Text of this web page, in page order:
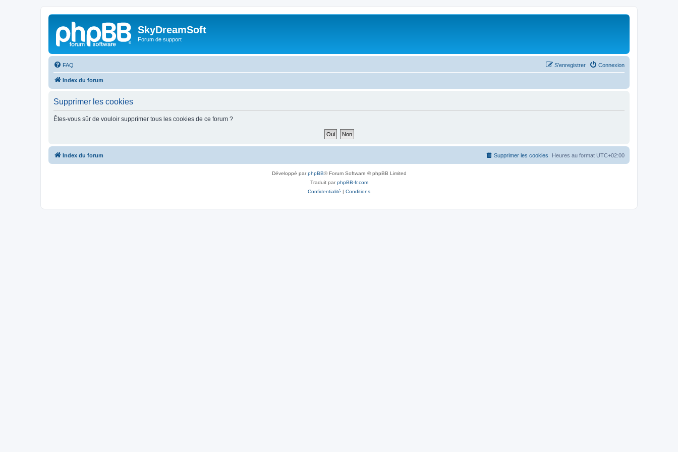
SkyDreamSoft
Forum de support
FAQ Connexion
S’enregistrer
Index du forum
Supprimer les cookies
Êtes-vous sûr de vouloir supprimer tous les cookies de ce forum ?
Index du forum Heures au format UTC+02:00
Supprimer les cookies
Développé parphpBB® Forum Software © phpBB Limited
Traduit parphpBB-fr.com
Confidentialité | Conditions